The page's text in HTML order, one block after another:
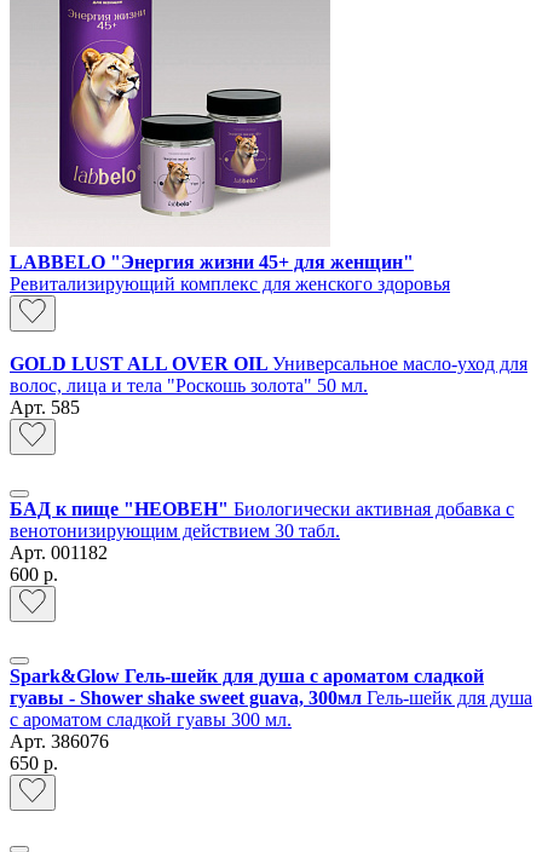
LABBELO "Энергия жизни 45+ для женщин"
Ревитализирующий комплекс для женского здоровья
GOLD LUST ALL OVER OIL Универсальное масло-уход для
волос, лица и тела "Роскошь золота" 50 мл.
Арт. 585
БАД к пище "НЕОВЕН" Биологически активная добавка с
венотонизирующим действием 30 табл.
Арт. 001182
600 р.
Spark&Glow Гель-шейк для душа с ароматом сладкой
гуавы - Shower shake sweet guava, 300мл Гель-шейк для душа
с ароматом сладкой гуавы 300 мл.
Арт. 386076
650 р.